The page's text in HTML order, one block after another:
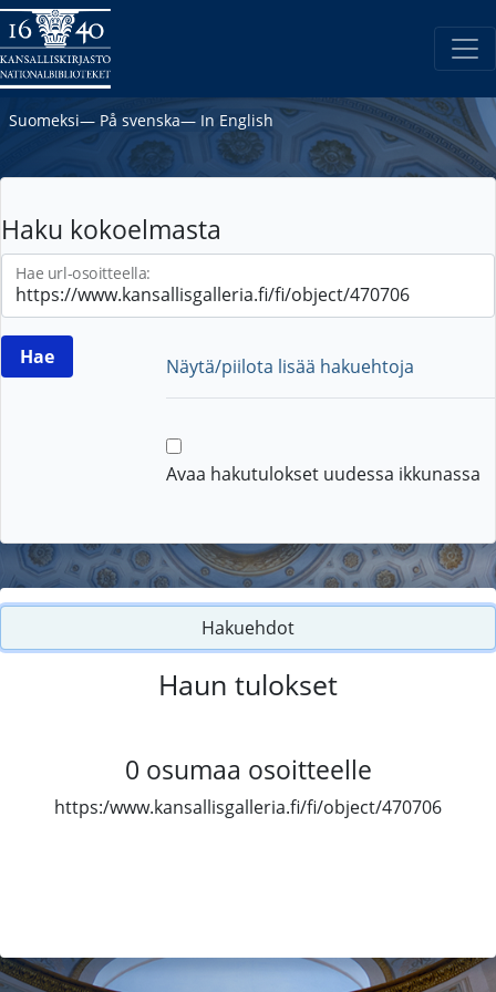
Suomeksi― På svenska― In English
Haku kokoelmasta
Hae url-osoitteella:
Näytä/piilota lisää hakuehtoja
Avaa hakutulokset uudessa ikkunassa
Hakuehdot
Haun tulokset
0 osumaa osoitteelle
https:/www.kansallisgalleria.fi/fi/object/470706